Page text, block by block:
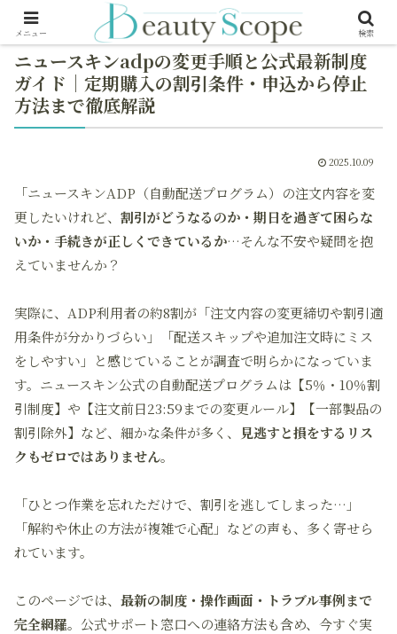
ニュースキンadpの変更手順と公式最新制度
ガイド｜定期購入の割引条件・申込から停止
方法まで徹底解説
2025.10.09
「ニュースキンADP（自動配送プログラム）の注文内容を変
更したいけれど、 割引がどうなるのか・期日を過ぎて困らな
いか・手続きが正しくできているか…そんな不安や疑問を抱
えていませんか？
実際に、ADP利用者の約8割が「注文内容の変更締切や割引適
用条件が分かりづらい」「配送スキップや追加注文時にミス
をしやすい」と感じていることが調査で明らかになっていま
す。ニュースキン公式の自動配送プログラムは【5％・10％割
引制度】や【注文前日23:59までの変更ルール】【一部製品の
割引除外】など、細かな条件が多く、
見逃すと損をするリス
クもゼロではありません。
「ひとつ作業を忘れただけで、割引を逃してしまった…」
「解約や休止の方法が複雑で心配」などの声も、多く寄せら
れています。
このページでは、 最新の制度・操作画面・トラブル事例まで
完全網羅。公式サポート窓口への連絡方法も含め、今すぐ実
メニュー 検索